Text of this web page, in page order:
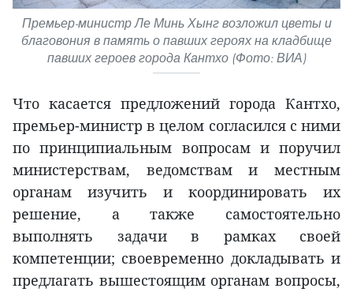
Премьер-министр Ле Минь Хынг возложил цветы и
благовония в память о павших героях на кладбище
павших героев города Кантхо (Фото: ВИА)
Что касается предложений города Кантхо,
премьер-министр в целом согласился с ними
по принципиальным вопросам и поручил
министерствам, ведомствам и местным
органам изучить и координировать их
решение, а также самостоятельно
выполнять задачи в рамках своей
компетенции; своевременно докладывать и
предлагать вышестоящим органам вопросы,